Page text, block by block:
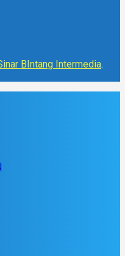
BIntang Intermedia.